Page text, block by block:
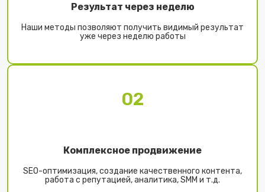
Результат через неделю
Наши методы позволяют получить видимый результат
уже через неделю работы
02
Комплексное продвижение
SEO-оптимизация, создание качественного контента,
работа с репутацией, аналитика, SMM и т.д.